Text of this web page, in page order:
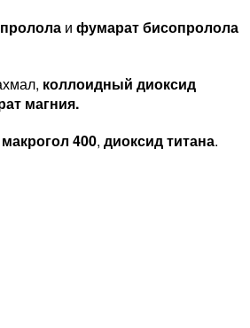
ифумарат бисопролола
коллоидный диоксид
магния.
макрогол 400,диоксид титана.